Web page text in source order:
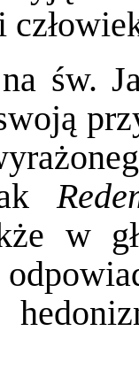
św.
w